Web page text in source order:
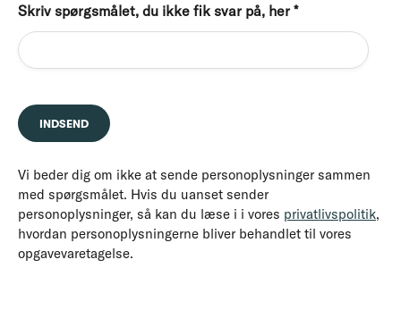
Skriv spørgsmålet, du ikke fik svar på, her *
Vi beder dig om ikke at sende personoplysninger sammen
med spørgsmålet. Hvis du uanset sender
personoplysninger, så kan du læse i i vores privatlivspolitik,
hvordan personoplysningerne bliver behandlet til vores
opgavevaretagelse.